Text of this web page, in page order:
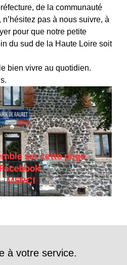
de la communauté
pas à nous suivre, à
pour que notre petite
du sud de la Haute Loire soit
bien vivre au quotidien.
à votre service.